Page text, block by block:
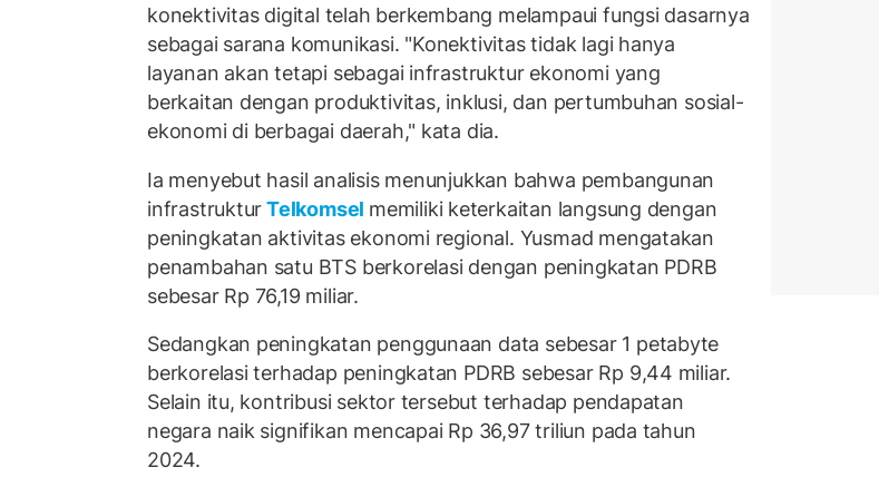
konektivitas digital telah berkembang melampaui fungsi dasarnya
sebagai sarana komunikasi. "Konektivitas tidak lagi hanya
layanan akan tetapi sebagai infrastruktur ekonomi yang
berkaitan dengan produktivitas, inklusi, dan pertumbuhan sosial-
ekonomi di berbagai daerah," kata dia.
Ia menyebut hasil analisis menunjukkan bahwa pembangunan
infrastrukturTelkomsel memiliki keterkaitan langsung dengan
peningkatan aktivitas ekonomi regional. Yusmad mengatakan
penambahan satu BTS berkorelasi dengan peningkatan PDRB
sebesar Rp 76,19 miliar.
Sedangkan peningkatan penggunaan data sebesar 1 petabyte
berkorelasi terhadap peningkatan PDRB sebesar Rp 9,44 miliar.
Selain itu, kontribusi sektor tersebut terhadap pendapatan
negara naik signifikan mencapai Rp 36,97 triliun pada tahun
2024.